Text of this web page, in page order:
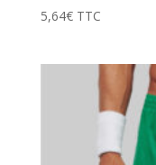
5,64€ TTC